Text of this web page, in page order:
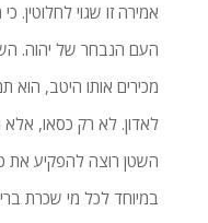
אמירה זו שגוי לחלוטין.
העם הנבחר של יהוה.
מכירים אותו היטב,
לאדון. לא רק כסאו, אלא
השטן רוצה להפקיע את
במיוחד לכל מי שכרת